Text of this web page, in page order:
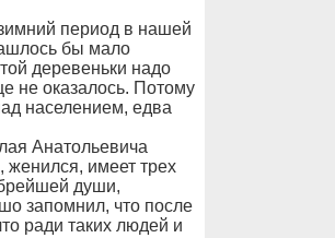
период в нашей
бы мало
деревеньки надо
не оказалось. Потому
населением, едва
Анатольевича
женился, имеет трех
души,
запомнил, что после
ради таких людей и